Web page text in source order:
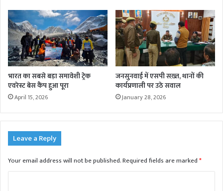
भारत का सबसे बड़ा समावेशी ट्रेक
एवरेस्ट बेस कैंप हुआ पूरा
April 15, 2026
जनसुनवाई में एसपी सख़्त, थानों की
कार्यप्रणाली पर उठे सवाल
January 28, 2026
Leave a Reply
Your email address will not be published.Required fields are marked*